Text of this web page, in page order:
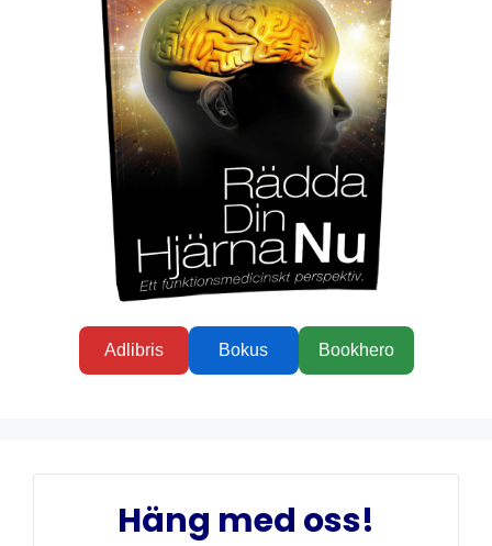
Adlibris Bokus Bookhero
Häng med oss!